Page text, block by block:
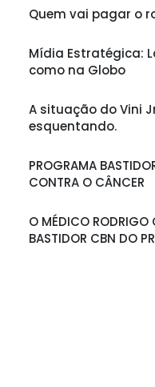
Quem vai pagar o
Mídia Estratégica:
como na Globo
A situação do Vini
esquentando.
PROGRAMA
CONTRA O CÂNCER
O MÉDICO RODRIGO
BASTIDOR CBN DO